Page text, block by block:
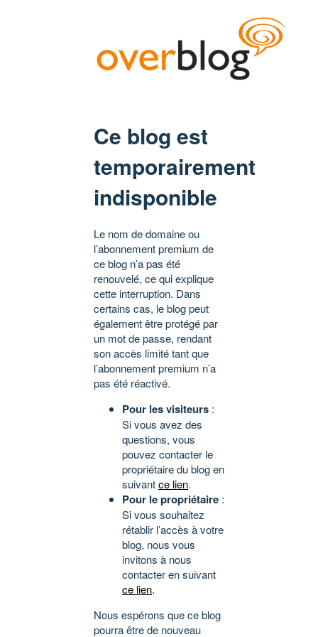
Ce blog est
temporairement
indisponible
Le nom de domaine ou
l’abonnement premium de
ce blog n’a pas été
renouvelé, ce qui explique
cette interruption. Dans
certains cas, le blog peut
également être protégé par
un mot de passe, rendant
son accès limité tant que
l’abonnement premium n’a
pas été réactivé.
Pour les visiteurs :
Si vous avez des
questions, vous
pouvez contacter le
propriétaire du blog en
suivantce lien.
Pour le propriétaire :
Si vous souhaitez
rétablir l’accès à votre
blog, nous vous
invitons à nous
contacter en suivant
ce lien.
Nous espérons que ce blog
pourra être de nouveau